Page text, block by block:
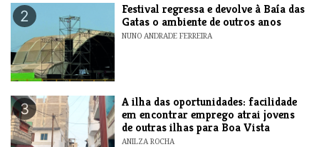
2
Festival regressa e devolve à Baía das
Gatas o ambiente de outros anos
NUNO ANDRADE FERREIRA
3
A ilha das oportunidades: facilidade
em encontrar emprego atrai jovens
de outras ilhas para Boa Vista
ANILZA ROCHA